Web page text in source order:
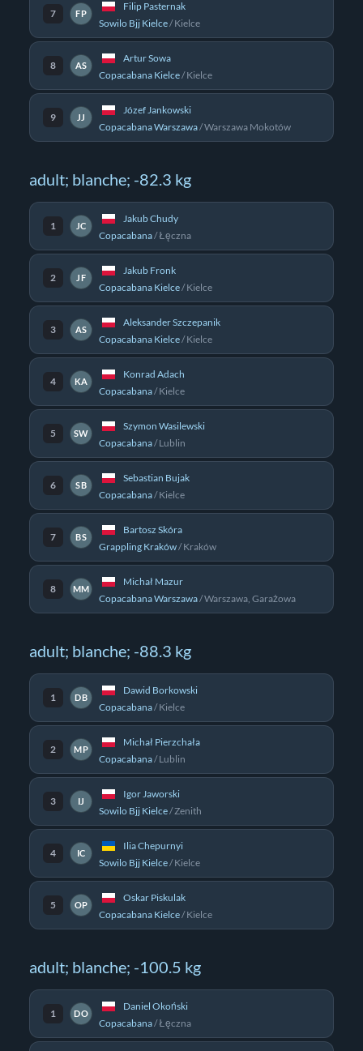
7 FP
Filip Pasternak
Sowilo Bjj Kielce/Kielce
8 AS
Artur Sowa
Copacabana Kielce/Kielce
9 JJ
Józef Jankowski
Copacabana Warszawa/Warszawa Mokotów
adult; blanche; -82.3 kg
1 JC
Jakub Chudy
Copacabana/Łęczna
2 JF
Jakub Fronk
Copacabana Kielce/Kielce
3 AS
Aleksander Szczepanik
Copacabana Kielce/Kielce
4 KA
Konrad Adach
Copacabana/Kielce
5 SW
Szymon Wasilewski
Copacabana/Lublin
6 SB
Sebastian Bujak
Copacabana/Kielce
7 BS
Bartosz Skóra
Grappling Kraków/Kraków
8 MM
Michał Mazur
Copacabana Warszawa/Warszawa, Garażowa
adult; blanche; -88.3 kg
1 DB
Dawid Borkowski
Copacabana/Kielce
2 MP
Michał Pierzchała
Copacabana/Lublin
3 IJ
Igor Jaworski
Sowilo Bjj Kielce/Zenith
4 IC
Ilia Chepurnyi
Sowilo Bjj Kielce/Kielce
5 OP
Oskar Piskulak
Copacabana Kielce/Kielce
adult; blanche; -100.5 kg
1 DO
Daniel Okoński
Copacabana/Łęczna